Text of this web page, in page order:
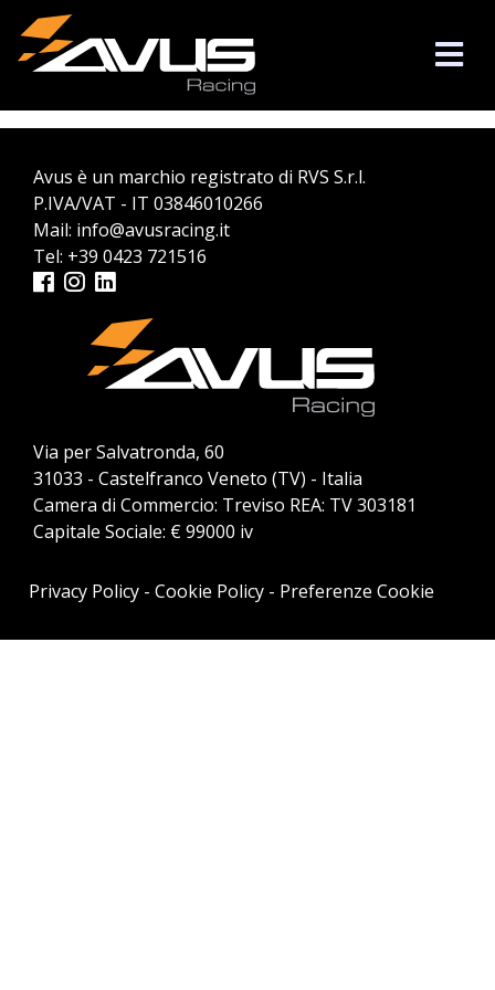
Avus è un marchio registrato di RVS S.r.l.
P.IVA/VAT - IT 03846010266
Mail: info@avusracing.it
Tel: +39 0423 721516
Via per Salvatronda, 60
31033 - Castelfranco Veneto (TV) - Italia
Camera di Commercio: Treviso REA: TV 303181
Capitale Sociale: € 99000 iv
Privacy Policy- Cookie Policy- Preferenze Cookie